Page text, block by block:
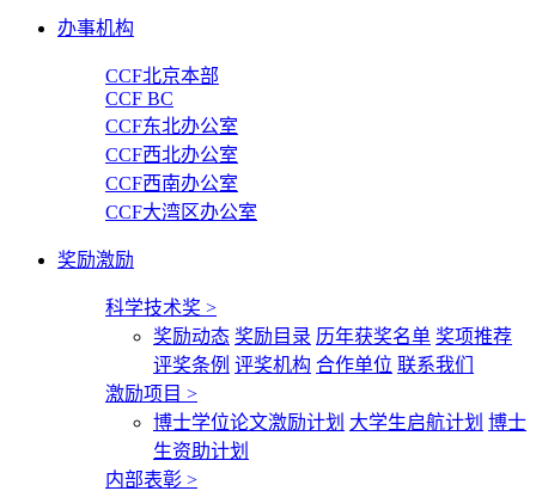
办事机构
CCF北京本部
CCF BC
CCF东北办公室
CCF西北办公室
CCF西南办公室
CCF大湾区办公室
奖励激励
科学技术奖 >
奖励动态 奖励目录 历年获奖名单 奖项推荐
评奖条例 评奖机构 合作单位 联系我们
激励项目 >
博士学位论文激励计划 大学生启航计划 博士
生资助计划
内部表彰 >